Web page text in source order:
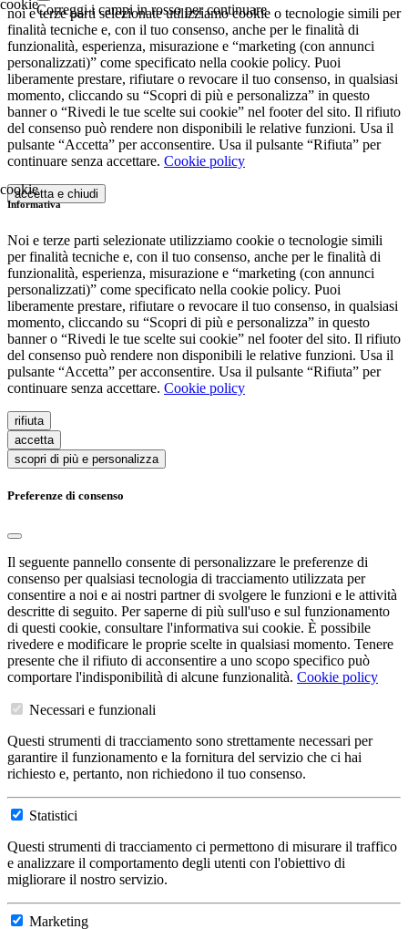
Correggi i campi in rosso per continuare
noi e terze parti selezionate utilizziamo cookie o tecnologie simili per
finalità tecniche e, con il tuo consenso, anche per le finalità di
funzionalità, esperienza, misurazione e “marketing (con annunci
personalizzati)” come specificato nella cookie policy. Puoi
liberamente prestare, rifiutare o revocare il tuo consenso, in qualsiasi
momento, cliccando su “Scopri di più e personalizza” in questo
banner o “Rivedi le tue scelte sui cookie” nel footer del sito. Il rifiuto
del consenso può rendere non disponibili le relative funzioni. Usa il
pulsante “Accetta” per acconsentire. Usa il pulsante “Rifiuta” per
continuare senza accettare. Cookie policy
accetta e chiudi
Informativa
Noi e terze parti selezionate utilizziamo cookie o tecnologie simili
per finalità tecniche e, con il tuo consenso, anche per le finalità di
funzionalità, esperienza, misurazione e “marketing (con annunci
personalizzati)” come specificato nella cookie policy. Puoi
liberamente prestare, rifiutare o revocare il tuo consenso, in qualsiasi
momento, cliccando su “Scopri di più e personalizza” in questo
banner o “Rivedi le tue scelte sui cookie” nel footer del sito. Il rifiuto
del consenso può rendere non disponibili le relative funzioni. Usa il
pulsante “Accetta” per acconsentire. Usa il pulsante “Rifiuta” per
continuare senza accettare. Cookie policy
rifiuta
accetta
scopri di più e personalizza
Preferenze di consenso
Il seguente pannello consente di personalizzare le preferenze di
consenso per qualsiasi tecnologia di tracciamento utilizzata per
consentire a noi e ai nostri partner di svolgere le funzioni e le attività
descritte di seguito. Per saperne di più sull'uso e sul funzionamento
di questi cookie, consultare l'informativa sui cookie. È possibile
rivedere e modificare le proprie scelte in qualsiasi momento. Tenere
presente che il rifiuto di acconsentire a uno scopo specifico può
comportare l'indisponibilità di alcune funzionalità. Cookie policy
Necessari e funzionali
Questi strumenti di tracciamento sono strettamente necessari per
garantire il funzionamento e la fornitura del servizio che ci hai
richiesto e, pertanto, non richiedono il tuo consenso.
Statistici
Questi strumenti di tracciamento ci permettono di misurare il traffico
e analizzare il comportamento degli utenti con l'obiettivo di
migliorare il nostro servizio.
Marketing